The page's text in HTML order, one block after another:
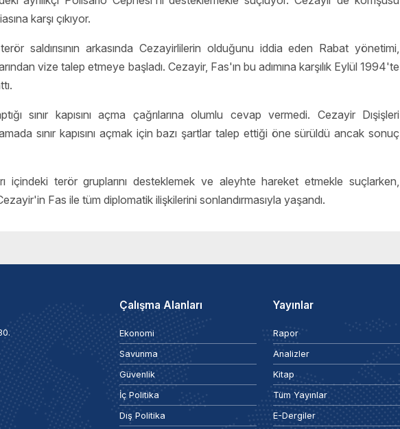
karşı çıkıyor.
saldırısının arkasında Cezayirlilerin olduğunu iddia eden Rabat yönetimi,
vize talep etmeye başladı. Cezayir, Fas'ın bu adımına karşılık Eylül 1994'te
sınır kapısını açma çağrılarına olumlu cevap vermedi. Cezayir Dışişleri
sınır kapısını açmak için bazı şartlar talep ettiği öne sürüldü ancak sonuç
içindeki terör gruplarını desteklemek ve aleyhte hareket etmekle suçlarken,
Fas ile tüm diplomatik ilişkilerini sonlandırmasıyla yaşandı.
Çalışma Alanları
Ekonomi
Savunma
Güvenlik
İç Politika
Dış Politika
Yayınlar
Rapor
Analizler
Kitap
Tüm Yayınlar
E-Dergiler